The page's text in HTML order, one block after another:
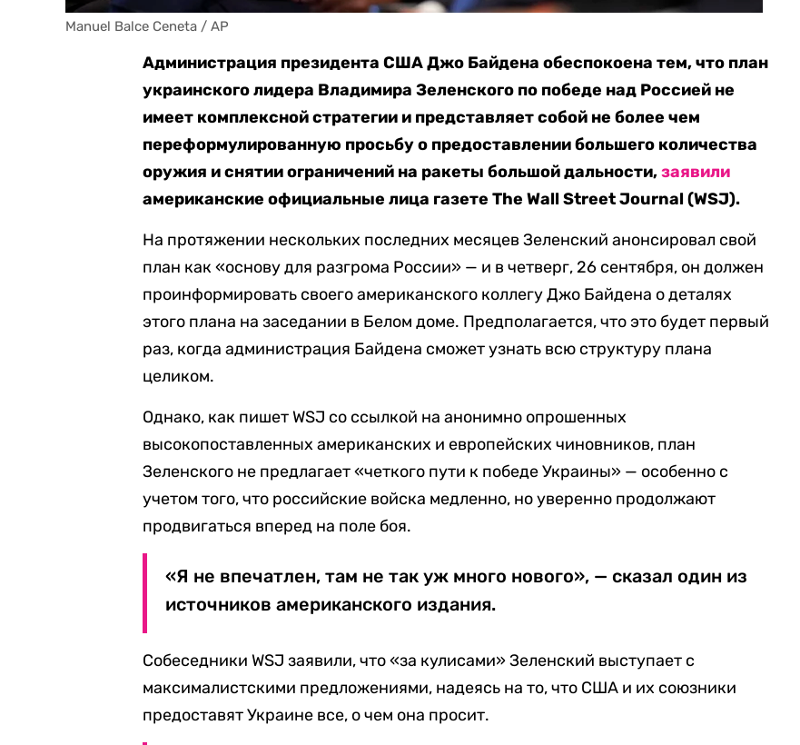
Manuel Balce Ceneta / AP
Администрация президента США Джо Байдена обеспокоена тем, что план
украинского лидера Владимира Зеленского по победе над Россией не
имеет комплексной стратегии и представляет собой не более чем
переформулированную просьбу о предоставлении большего количества
оружия и снятии ограничений на ракеты большой дальности,заявили
американские официальные лица газете The Wall Street Journal (WSJ).
На протяжении нескольких последних месяцев Зеленский анонсировал свой
план как «основу для разгрома России» — и в четверг, 26 сентября, он должен
проинформировать своего американского коллегу Джо Байдена о деталях
этого плана на заседании в Белом доме. Предполагается, что это будет первый
раз, когда администрация Байдена сможет узнать всю структуру плана
целиком.
Однако, как пишет WSJ со ссылкой на анонимно опрошенных
высокопоставленных американских и европейских чиновников, план
Зеленского не предлагает «четкого пути к победе Украины» — особенно с
учетом того, что российские войска медленно, но уверенно продолжают
продвигаться вперед на поле боя.
«Я не впечатлен, там не так уж много нового», — сказал один из
источников американского издания.
Собеседники WSJ заявили, что «за кулисами» Зеленский выступает с
максималистскими предложениями, надеясь на то, что США и их союзники
предоставят Украине все, о чем она просит.